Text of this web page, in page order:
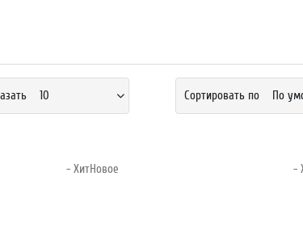
10 Сортировать по По
- ХитНовое -